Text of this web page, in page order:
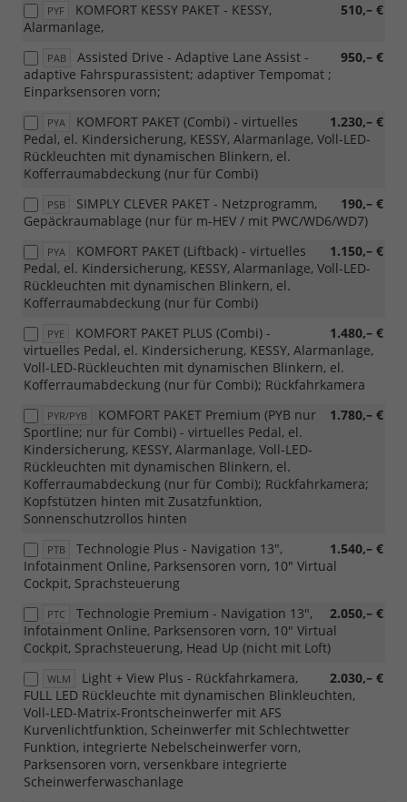
PYF 510,– €
KOMFORT KESSY PAKET - KESSY,
Alarmanlage,
PAB 950,– €
Assisted Drive - Adaptive Lane Assist -
adaptive Fahrspurassistent; adaptiver Tempomat ;
Einparksensoren vorn;
PYA 1.230,– €
KOMFORT PAKET (Combi) - virtuelles
Pedal, el. Kindersicherung, KESSY, Alarmanlage, Voll-LED-
Rückleuchten mit dynamischen Blinkern, el.
Kofferraumabdeckung (nur für Combi)
PSB 190,– €
SIMPLY CLEVER PAKET - Netzprogramm,
Gepäckraumablage (nur für m-HEV / mit PWC/WD6/WD7)
PYA 1.150,– €
KOMFORT PAKET (Liftback) - virtuelles
Pedal, el. Kindersicherung, KESSY, Alarmanlage, Voll-LED-
Rückleuchten mit dynamischen Blinkern, el.
Kofferraumabdeckung (nur für Combi)
PYE 1.480,– €
KOMFORT PAKET PLUS (Combi) -
virtuelles Pedal, el. Kindersicherung, KESSY, Alarmanlage,
Voll-LED-Rückleuchten mit dynamischen Blinkern, el.
Kofferraumabdeckung (nur für Combi); Rückfahrkamera
PYR/PYB 1.780,– €
KOMFORT PAKET Premium (PYB nur
Sportline; nur für Combi) - virtuelles Pedal, el.
Kindersicherung, KESSY, Alarmanlage, Voll-LED-
Rückleuchten mit dynamischen Blinkern, el.
Kofferraumabdeckung (nur für Combi); Rückfahrkamera;
Kopfstützen hinten mit Zusatzfunktion,
Sonnenschutzrollos hinten
PTB 1.540,– €
Technologie Plus - Navigation 13",
Infotainment Online, Parksensoren vorn, 10" Virtual
Cockpit, Sprachsteuerung
PTC 2.050,– €
Technologie Premium - Navigation 13",
Infotainment Online, Parksensoren vorn, 10" Virtual
Cockpit, Sprachsteuerung, Head Up (nicht mit Loft)
WLM 2.030,– €
Light + View Plus - Rückfahrkamera,
FULL LED Rückleuchte mit dynamischen Blinkleuchten,
Voll-LED-Matrix-Frontscheinwerfer mit AFS
Kurvenlichtfunktion, Scheinwerfer mit Schlechtwetter
Funktion, integrierte Nebelscheinwerfer vorn,
Parksensoren vorn, versenkbare integrierte
Scheinwerferwaschanlage